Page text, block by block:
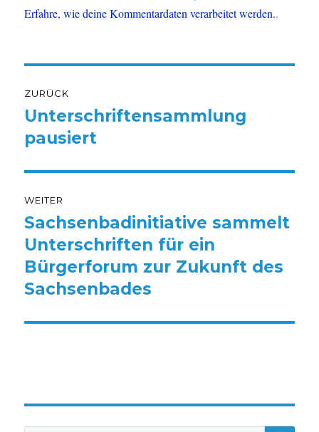
Erfahre, wie deine Kommentardaten verarbeitet werden..
ZURÜCK
Vorheriger
Beitrag:
Unterschriftensammlung
pausiert
WEITER
Nächster
Beitrag:
Sachsenbadinitiative sammelt
Unterschriften für ein
Bürgerforum zur Zukunft des
Sachsenbades